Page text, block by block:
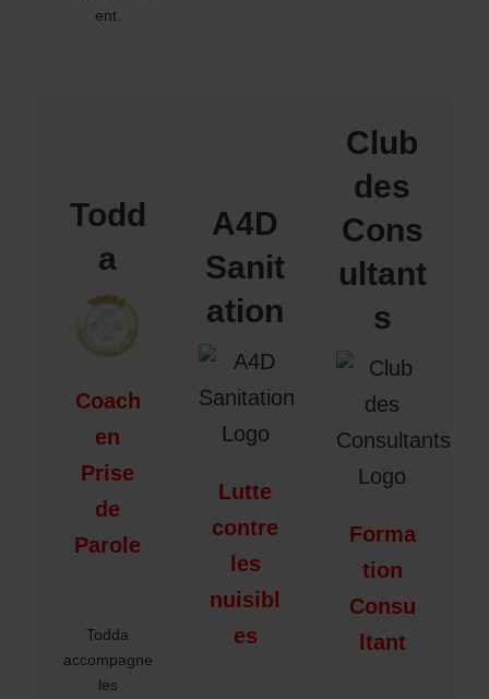
ent.
Todd
a
Coach
en
Prise
de
Parole
Todda
accompagne
les
A4D
Sanit
ation
Lutte
contre
les
nuisibl
es
Club
des
Cons
ultant
s
Forma
tion
Consu
ltant